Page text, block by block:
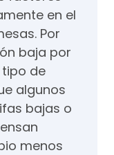
en el
Por
baja por
tipo de
algunos
bajas o
menos